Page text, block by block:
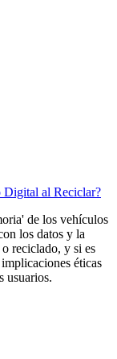
Digital al Reciclar?
de los vehículos
los datos y la
reciclado, y si es
éticas
usuarios.